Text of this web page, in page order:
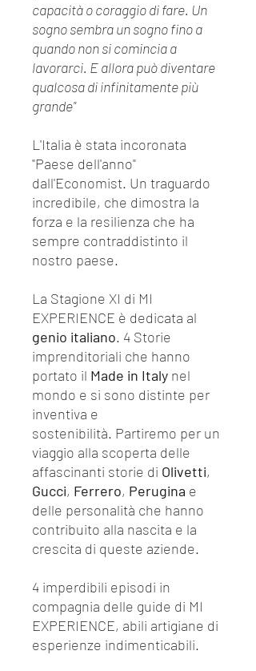
capacità o coraggio di fare. Un
sogno sembra un sogno fino a
quando non si comincia a
lavorarci. E allora può diventare
qualcosa di infinitamente più
grande"
L'Italia è stata incoronata
"Paese dell'anno"
dall'Economist. Un traguardo
incredibile, che dimostra la
forza e la resilienza che ha
sempre contraddistinto il
nostro paese.
La Stagione XI di MI
EXPERIENCE è dedicata al
genio italiano. 4 Storie
imprenditoriali che hanno
portato il Made in Italy nel
mondo e si sono distinte per
inventiva e
sostenibilità. Partiremo per un
viaggio alla scoperta delle
affascinanti storie di Olivetti,
Gucci, Ferrero, Perugina e
delle personalità che hanno
contribuito alla nascita e la
crescita di queste aziende.
4 imperdibili episodi in
compagnia delle guide di MI
EXPERIENCE, abili artigiane di
esperienze indimenticabili.